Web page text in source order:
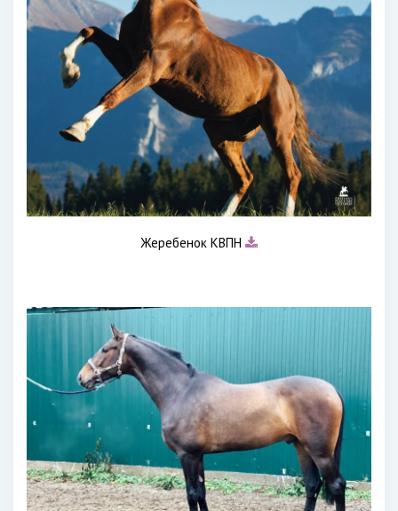
Жеребенок КВПН